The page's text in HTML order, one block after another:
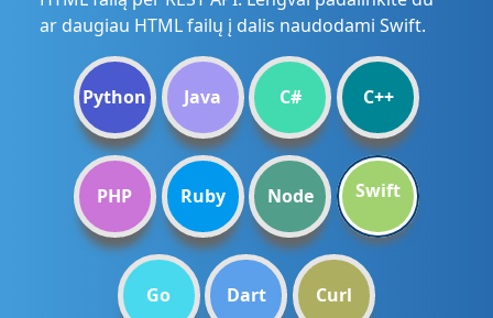
ar daugiau HTML failų į dalis naudodami Swift.
Python Java C# C++
PHP Ruby Node Swift
Go Dart Curl